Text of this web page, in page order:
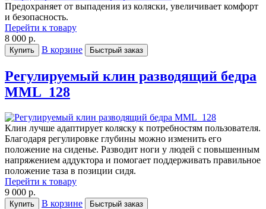
Предохраняет от выпадения из коляски, увеличивает комфорт
и безопасность.
Перейти к товару
8 000 р.
Купить В корзине Быстрый заказ
Регулируемый клин разводящий бедра
MML_128
Клин лучше адаптирует коляску к потребностям пользователя.
Благодаря регулировке глубины можно изменить его
положение на сиденье. Разводит ноги у людей с повышенным
напряжением аддуктора и помогает поддерживать правильное
положение таза в позиции сидя.
Перейти к товару
9 000 р.
Купить В корзине Быстрый заказ